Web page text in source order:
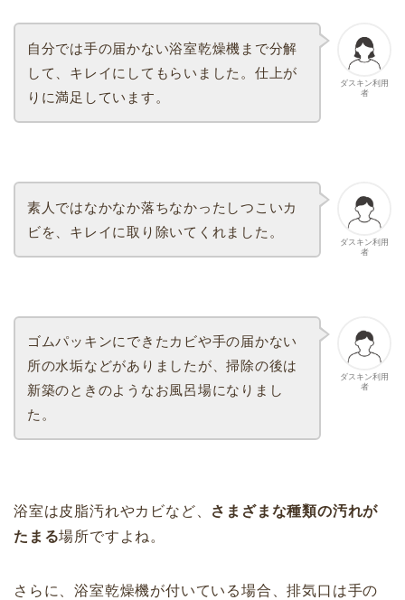
ダスキン利用
者
自分では手の届かない浴室乾燥機まで分解
して、キレイにしてもらいました。仕上が
りに満足しています。
ダスキン利用
者
素人ではなかなか落ちなかったしつこいカ
ビを、キレイに取り除いてくれました。
ダスキン利用
者
ゴムパッキンにできたカビや手の届かない
所の水垢などがありましたが、掃除の後は
新築のときのようなお風呂場になりまし
た。
浴室は皮脂汚れやカビなど、 さまざまな種類の汚れが
たまる場所ですよね。
さらに、浴室乾燥機が付いている場合、排気口は手の